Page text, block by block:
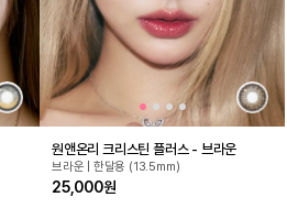
원앤온리 크리스틴 플러스 - 브라운
브라운 | 한달용 (13.5mm)
25,000원